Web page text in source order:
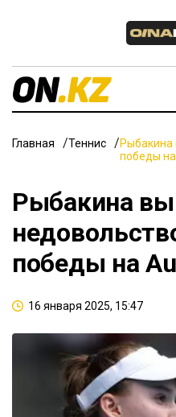
Главная Теннис
Рыбакина
победы
Рыбакина
победы на
16 января 2025, 15:47